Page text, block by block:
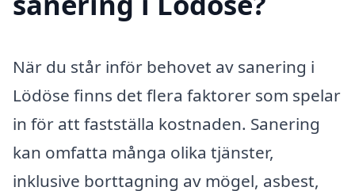
När du står inför behovet av sanering i
Lödöse finns det flera faktorer som spelar
in för att fastställa kostnaden. Sanering
kan omfatta många olika tjänster,
inklusive borttagning av mögel, asbest,